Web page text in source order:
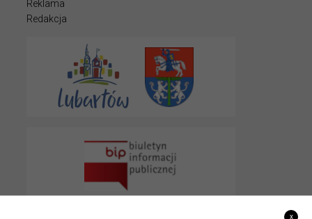
Reklama
Redakcja
x